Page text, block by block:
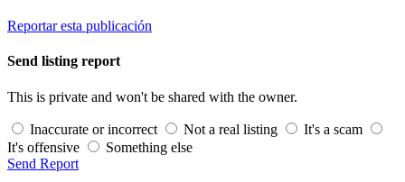
Reportar esta publicación
Send listing report
This is private and won't be shared with the owner.
Inaccurate or incorrect Not a real listing
It's a scam
It's offensive
Something else
Send Report